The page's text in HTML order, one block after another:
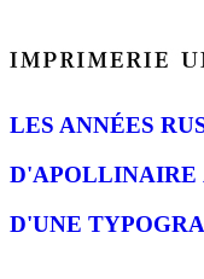
LES ANNÉES
D'APOLLINAIRE
D'UNE